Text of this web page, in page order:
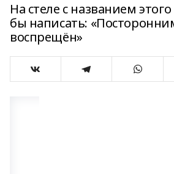
На стеле с названием
бы написать:
воспрещён»